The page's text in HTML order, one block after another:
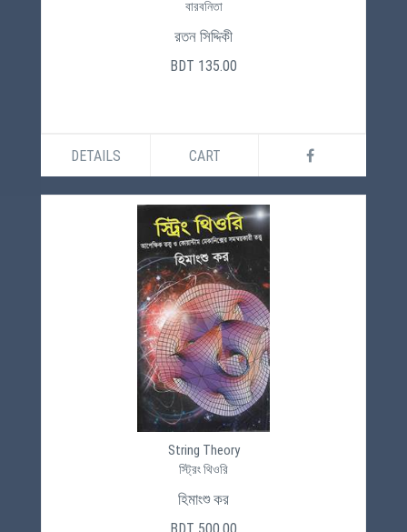
বারবনিতা
রতন সিদ্দিকী
BDT 135.00
DETAILS CART
String Theory
স্ট্রিং থিওরি
হিমাংশু কর